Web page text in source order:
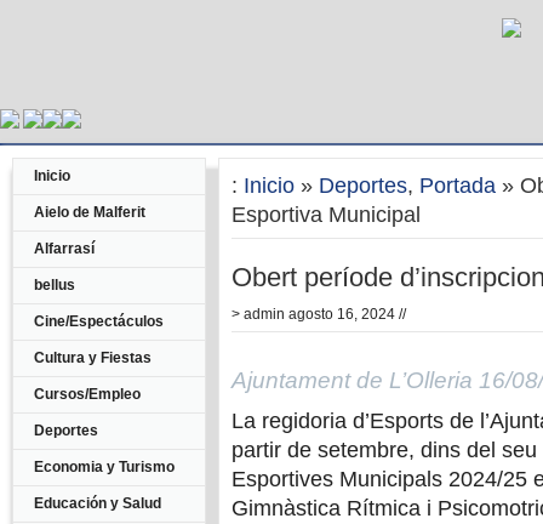
Inicio
Aielo de Malferit
Alfarrasí
bellus
Cine/Espectáculos
Cultura y Fiestas
Cursos/Empleo
Deportes
Economia y Turismo
Educación y Salud
: Inicio » Deportes, Portada »
Esportiva Municipal
Obert període
> admin agosto 16, 2024 //
Ajuntament de L’Olleria 16/
La regidoria d’Esports de
partir de setembre, dins del
Esportives Municipals 2024/25
Gimnàstica Rítmica i